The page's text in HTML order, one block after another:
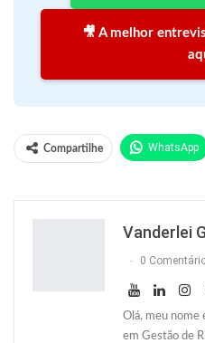
🎥 A melhor
Compartilhe WhatsApp
Vanderlei
0
Olá, meu nome
em Gestão de